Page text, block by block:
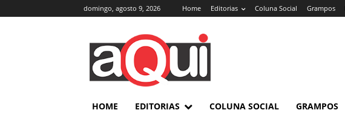
domingo, agosto 9, 2026 Home Editorias Coluna Social Grampos
HOME EDITORIAS COLUNA SOCIAL GRAMPOS